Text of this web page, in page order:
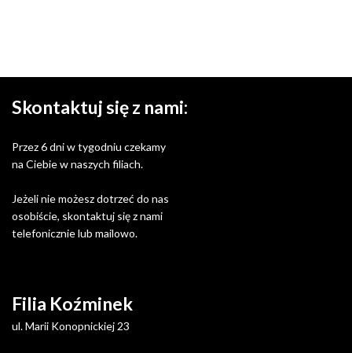
Skontaktuj się z nami:
Przez 6 dni w tygodniu czekamy
na Ciebie w naszych filiach.
Jeżeli nie możesz dotrzeć do nas
osobiście, skontaktuj się z nami
telefonicznie lub mailowo.
Filia Koźminek
ul. Marii Konopnickiej 23